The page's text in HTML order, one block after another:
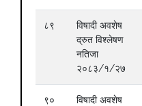
८९
विषादी अवशेष
द्रुत विश्लेषण
नतिजा
२०८३/१/२७
९०
विषादी अवशेष